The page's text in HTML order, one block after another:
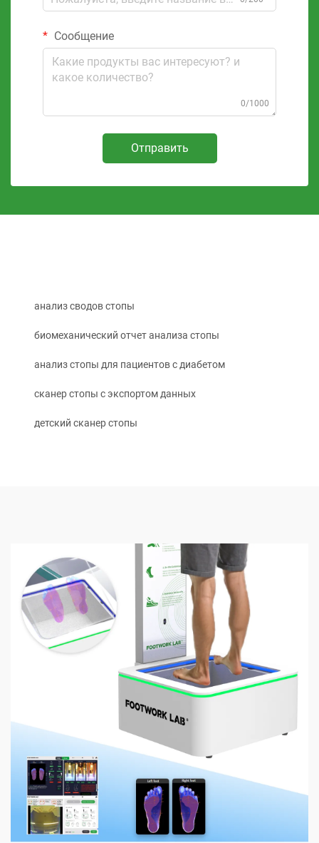
Сообщение
0/1000
Отправить
анализ сводов стопы
биомеханический отчет анализа стопы
анализ стопы для пациентов с диабетом
сканер стопы с экспортом данных
детский сканер стопы